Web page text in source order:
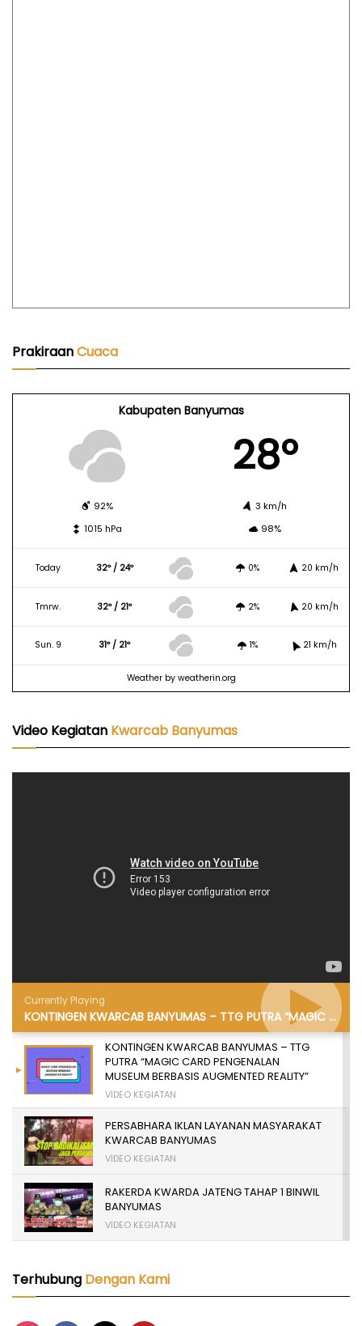
PrakiraanCuaca
Kabupaten Banyumas
28º
92%
3 km/h
1015 hPa
98%
Today 32º / 24º 0% 20 km/h
Tmrw. 32º / 21º 2% 20 km/h
Sun. 9 31º / 21º 1% 21 km/h
Weatherby weatherin.org
Video Kegiatan Kwarcab Banyumas
Currently Playing
KONTINGEN KWARCAB BANYUMAS – TTG PUTRA “MAGIC CARD PENGENALAN MUSEUM BERBASIS AUGMENTED REALITY”
KONTINGEN KWARCAB BANYUMAS – TTG
PUTRA “MAGIC CARD PENGENALAN
MUSEUM BERBASIS AUGMENTED REALITY”
VIDEO KEGIATAN
PERSABHARA IKLAN LAYANAN MASYARAKAT
KWARCAB BANYUMAS
VIDEO KEGIATAN
RAKERDA KWARDA JATENG TAHAP 1 BINWIL
BANYUMAS
VIDEO KEGIATAN
16.901 PRAMUKA GARUDA KWARCAB
BANYUMAS 2024
Terhubung Dengan Kami